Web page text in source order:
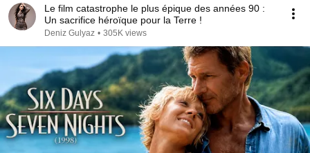
Le film catastrophe le plus épique des années 90 :
Un sacrifice héroïque pour la Terre !
Deniz Gulyaz • 305K views